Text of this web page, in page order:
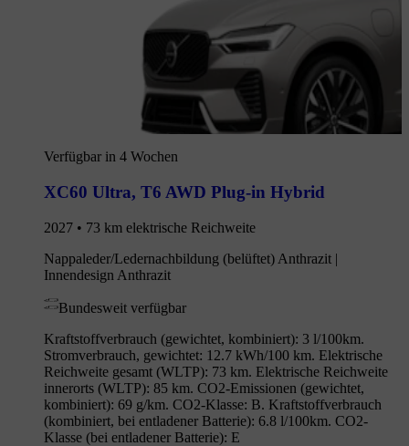
Verfügbar in 4 Wochen
XC60 Ultra, T6 AWD Plug-in Hybrid
2027 • 73 km elektrische Reichweite
Nappaleder/Ledernachbildung (belüftet) Anthrazit |
Innendesign Anthrazit
Bundesweit verfügbar
Kraftstoffverbrauch (gewichtet, kombiniert): 3 l/100km.
Stromverbrauch, gewichtet: 12.7 kWh/100 km. Elektrische
Reichweite gesamt (WLTP): 73 km. Elektrische Reichweite
innerorts (WLTP): 85 km. CO2-Emissionen (gewichtet,
kombiniert): 69 g/km. CO2-Klasse: B. Kraftstoffverbrauch
(kombiniert, bei entladener Batterie): 6.8 l/100km. CO2-
Klasse (bei entladener Batterie): E